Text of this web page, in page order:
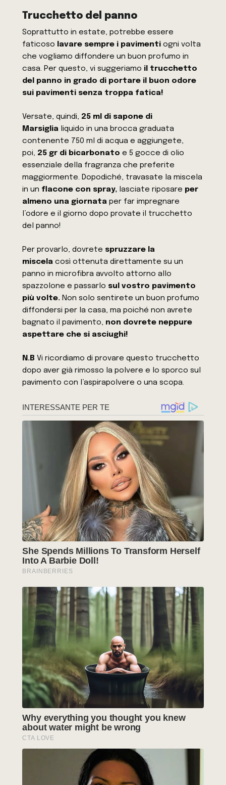
Trucchetto del panno
Soprattutto in estate, potrebbe essere
faticoso lavare sempre i pavimentiogni volta
che vogliamo diffondere un buon profumo in
casa. Per questo, vi suggeriamo il trucchetto
del panno in grado di portare il buon odore
sui pavimenti senza troppa fatica!
Versate, quindi, 25 ml di sapone di
Marsiglia liquido in una brocca graduata
contenente 750 ml di acqua e aggiungete,
poi, 25 gr di bicarbonatoe 5 gocce di olio
essenziale della fragranza che preferite
maggiormente. Dopodiché, travasate la miscela
in un flacone con spray, lasciate riposare per
almeno una giornata per far impregnare
l’odore e il giorno dopo provate il trucchetto
del panno!
Per provarlo, dovrete spruzzare la
miscelacosì ottenuta direttamente su un
panno in microfibra avvolto attorno allo
spazzolone e passarlo sul vostro pavimento
più volte. Non solo sentirete un buon profumo
diffondersi per la casa, ma poiché non avrete
bagnato il pavimento, non dovrete neppure
aspettare che si asciughi!
N.B Vi ricordiamo di provare questo trucchetto
dopo aver già rimosso la polvere e lo sporco sul
pavimento con l’aspirapolvere o una scopa.